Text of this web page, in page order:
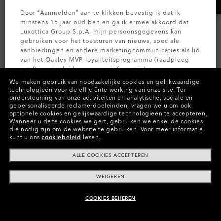
VELO STELVIO
3 Kleuren
€300.00
ROAD PERFORMANCE
ARO5 Race Giro d'Italia
€220.00
We maken gebruik van noodzakelijke cookies en gelijkwaardige
technologieën voor de efficiënte werking van onze site. Ter
ondersteuning van onze activiteiten en analytische, sociale en
gepersonaliseerde reclame-doeleinden, vragen we u om ook
optionele cookies en gelijkwaardige technologieën te accepteren.
Wanneer u deze cookies weigert, gebruiken we enkel de cookies
die nodig zijn om de website te gebruiken. Voor meer informatie
kunt u onscookiebeleid lezen.
ALLE COOKIES ACCEPTEREN
WEIGEREN
COOKIES BEHEREN
Door “Aanmelden” aan te klikken bevestig ik dat ik
minstens 16 jaar oud ben en ga ik ermee akkoord dat
Luxottica Group S.p.A. mijn persoonsgegevens kan
gebruiken voor het toesturen van nieuws, speciale
aanbiedingen en andere marketingcommunicaties als lid
van het Oakley MVP-loyaliteitsprogramma (raadpleeg
hetPrivacybeleidvoor meer informatie).
AANMELDEN